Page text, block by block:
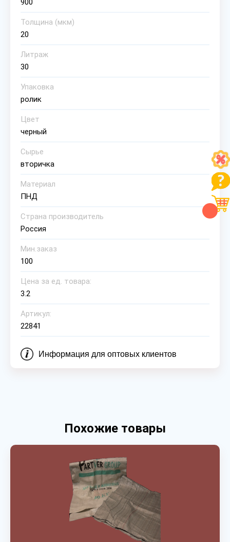
900
Толщина (мкм)
20
Литраж
30
Упаковка
ролик
Цвет
черный
Сырье
вторичка
Материал
ПНД
Страна производитель
Россия
Мин.заказ
100
Цена за ед. товара:
3.2
Артикул:
22841
Информация для оптовых клиентов
Похожие товары